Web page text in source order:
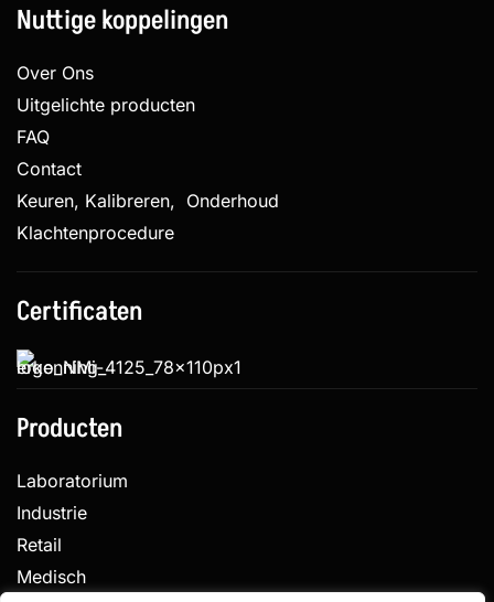
Nuttige koppelingen
Over Ons
Uitgelichte producten
FAQ
Contact
Keuren, Kalibreren, Onderhoud
Klachtenprocedure
Certificaten
Producten
Laboratorium
Industrie
Retail
Medisch